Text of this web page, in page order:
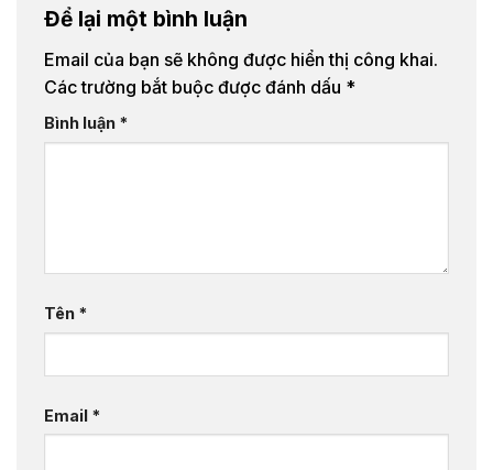
Để lại một bình luận
Email của bạn sẽ không được hiển thị công khai.
Các trường bắt buộc được đánh dấu *
Bình luận *
Tên *
Email *